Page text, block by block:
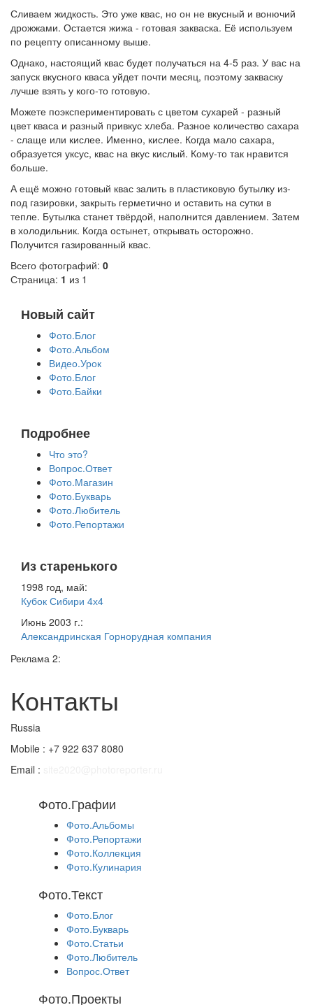
Сливаем жидкость. Это уже квас, но он не вкусный и вонючий
дрожжами. Остается жижа - готовая закваска. Её используем
по рецепту описанному выше.
Однако, настоящий квас будет получаться на 4-5 раз. У вас на
запуск вкусного кваса уйдет почти месяц, поэтому закваску
лучше взять у кого-то готовую.
Можете поэкспериментировать с цветом сухарей - разный
цвет кваса и разный привкус хлеба. Разное количество сахара
- слаще или кислее. Именно, кислее. Когда мало сахара,
образуется уксус, квас на вкус кислый. Кому-то так нравится
больше.
А ещё можно готовый квас залить в пластиковую бутылку из-
под газировки, закрыть герметично и оставить на сутки в
тепле. Бутылка станет твёрдой, наполнится давлением. Затем
в холодильник. Когда остынет, открывать осторожно.
Получится газированный квас.
Всего фотографий: 0
Страница: 1 из 1
Новый сайт
Фото.Блог
Фото.Альбом
Видео.Урок
Фото.Блог
Фото.Байки
Подробнее
Что это?
Вопрос.Ответ
Фото.Магазин
Фото.Букварь
Фото.Любитель
Фото.Репортажи
Из старенького
1998 год, май:
Кубок Сибири 4х4
Июнь 2003 г.:
Александринская Горнорудная компания
Реклама 2:
Контакты
Russia
Mobile : +7 922 637 8080
Email :
Фото.Графии
Фото.Альбомы
Фото.Репортажи
Фото.Коллекция
Фото.Кулинария
Фото.Текст
Фото.Блог
Фото.Букварь
Фото.Статьи
Фото.Любитель
Вопрос.Ответ
Фото.Проекты